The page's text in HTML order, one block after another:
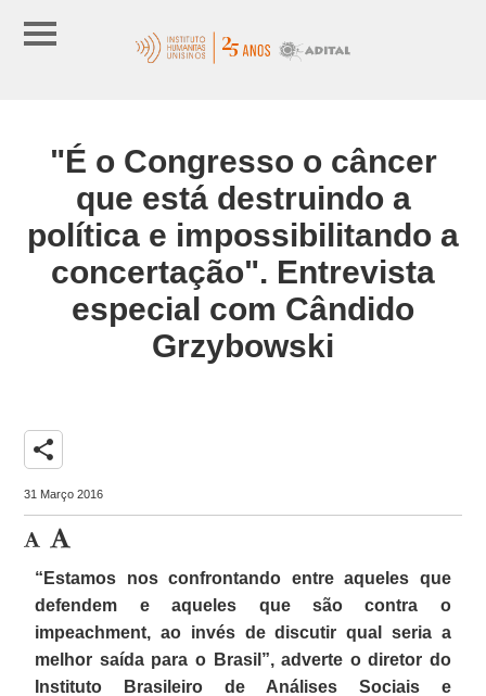
"É o Congresso o câncer
que está destruindo a
política e impossibilitando a
concertação". Entrevista
especial com Cândido
Grzybowski
share
31 Março 2016
“Estamos nos confrontando entre aqueles que
defendem e aqueles que são contra o
impeachment, ao invés de discutir qual seria a
melhor saída para o Brasil”, adverte o diretor do
Instituto Brasileiro de Análises Sociais e